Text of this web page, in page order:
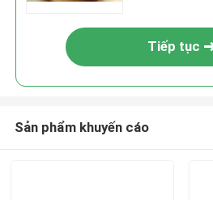
Tiếp tục
Sản phẩm khuyến cáo